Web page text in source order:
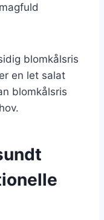
blomkålsris
en let salat
blomkålsris